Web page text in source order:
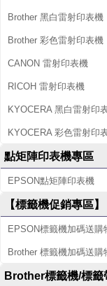
Brother 黑白雷射印表機
Brother 彩色雷射印表機
CANON 雷射印表機
RICOH 雷射印表機
KYOCERA 黑白雷射印
KYOCERA 彩色雷射印
點矩陣印表機專區
EPSON點矩陣印表機
【標籤機促銷專區】
EPSON標籤機加碼送購
Brother 標籤機加碼送購
Brother標籤機/標籤